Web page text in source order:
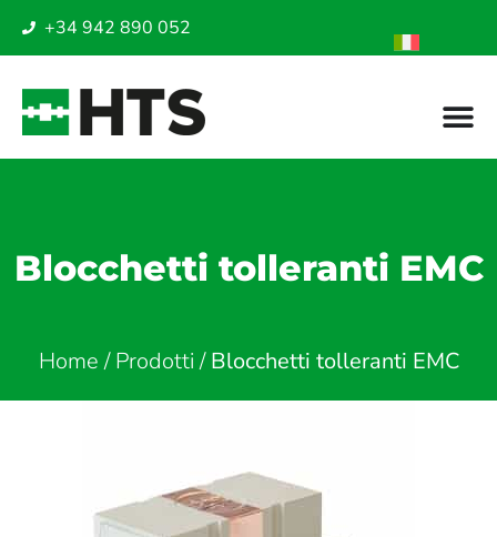
+34 942 890 052
Blocchetti tolleranti EMC
Home/Prodotti/Blocchetti tolleranti EMC